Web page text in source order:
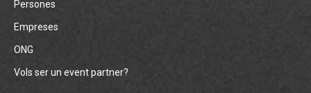
Persones
Empreses
ONG
Vols ser un event partner?